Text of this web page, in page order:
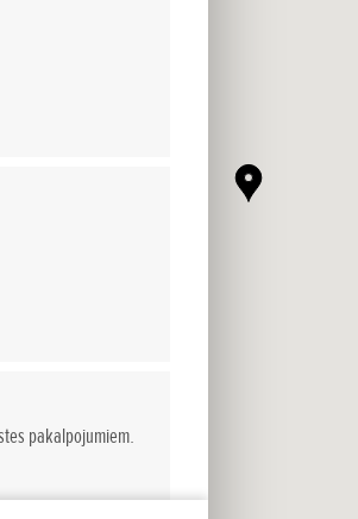
pakalpojumiem.